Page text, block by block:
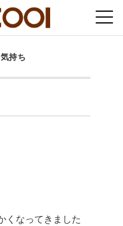
持ち
くなってきました